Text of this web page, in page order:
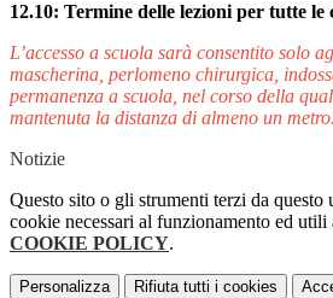
12.10: Termine delle lezioni per tutte le
L’accesso a scuola sarà consentito solo
mascherina, perlomeno chirurgica,
permanenza a scuola, nel corso della
mantenuta la distanza di almeno un metro.
Notizie
Questo sito o gli strumenti terzi da
cookie necessari al funzionamento ed
COOKIE POLICY.
Personalizza Rifiuta tutti i cookies